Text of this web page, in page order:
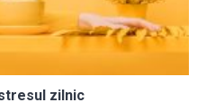
zilnic